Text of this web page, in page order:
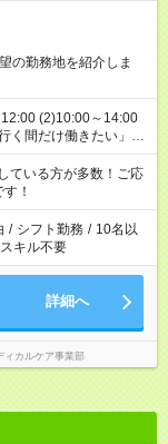
の勤務地を紹介しま
午前中は働いて、午後
ご希望を教えてくださ
で週40時間を超える
ている方が多数！ご応
！
/ シフト勤務 / 10名以
キル不要
詳細へ
カルケア事業部